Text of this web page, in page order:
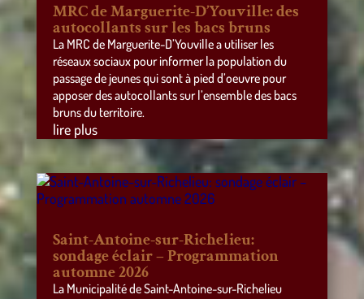
MRC de Marguerite-D’Youville: des
autocollants sur les bacs bruns
La MRC de Marguerite-D’Youville a utiliser les
réseaux sociaux pour informer la population du
passage de jeunes qui sont à pied d’oeuvre pour
apposer des autocollants sur l’ensemble des bacs
bruns du territoire.
lire plus
Saint-Antoine-sur-Richelieu:
sondage éclair – Programmation
automne 2026
La Municipalité de Saint-Antoine-sur-Richelieu